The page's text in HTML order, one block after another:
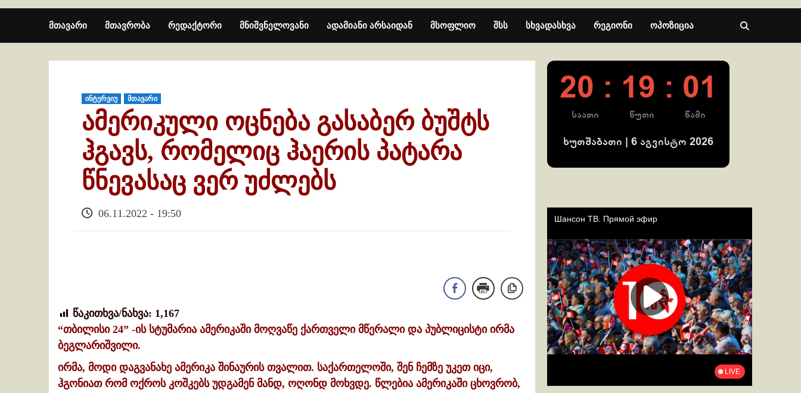
მთავარი მთავრობა რედაქტორი მნიშვნელოვანი ადამიანი არსაიდან მსოფლიო შსს სხვადასხვა რეგიონი ოპოზიცია
ინტერვიუ მთავარი
ამერიკული ოცნება გასაბერ ბუშტს
ჰგავს, რომელიც ჰაერის პატარა
წნევასაც ვერ უძლებს
06.11.2022 - 19:50
წაკითხვა/ნახვა: 1,167
“თბილისი 24” -ის სტუმარია ამერიკაში მოღვაწე ქართველი მწერალი და პუბლიცისტი ირმა
ბეგლარიშვილი.
ირმა, მოდი დაგვანახე ამერიკა შინაურის თვალით. საქართელოში, შენ ჩემზე უკეთ იცი,
ჰგონიათ რომ ოქროს კოშკებს უდგამენ მანდ, ოღონდ მოხვდე. წლებია ამერიკაში ცხოვრობ,
20 : 19 : 02
საათი წუთი წამი
ხუთშაბათი | 6 აგვისტო 2026